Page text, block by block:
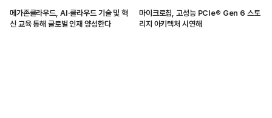
메가존클라우드, AI·클라우드 기술 및 혁
신 교육 통해 글로벌 인재 양성한다
마이크로칩, 고성능 PCIe® Gen 6 스토
리지 아키텍처 시연해